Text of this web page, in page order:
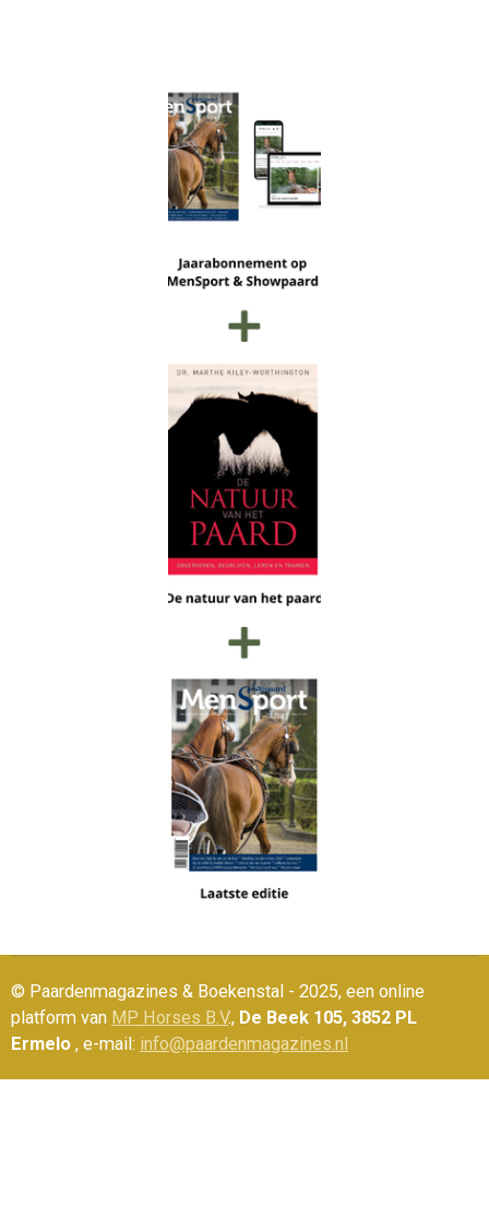
© Paardenmagazines & Boekenstal - 2025, een online
platform van MP Horses B.V., De Beek 105, 3852 PL
Ermelo , e-mail: info@paardenmagazines.nl